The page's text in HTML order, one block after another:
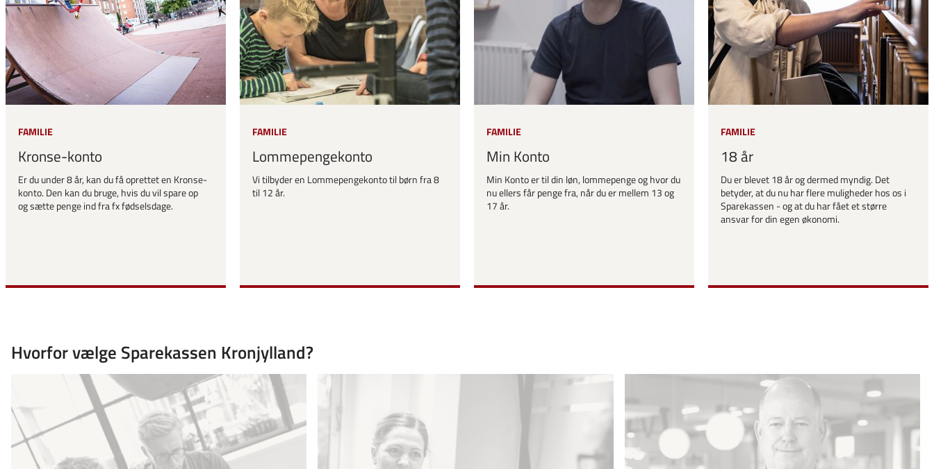
FAMILIE
Kronse-konto
Er du under 8 år, kan du få oprettet en Kronse-
konto. Den kan du bruge, hvis du vil spare op
og sætte penge ind fra fx fødselsdage.
FAMILIE
Lommepengekonto
Vi tilbyder en Lommepengekonto til børn fra 8
til 12 år.
FAMILIE
Min Konto
Min Konto er til din løn, lommepenge og hvor du
nu ellers får penge fra, når du er mellem 13 og
17 år.
FAMILIE
18 år
Du er blevet 18 år og dermed myndig. Det
betyder, at du nu har flere muligheder hos os i
Sparekassen - og at du har fået et større
ansvar for din egen økonomi.
Hvorfor vælge Sparekassen Kronjylland?